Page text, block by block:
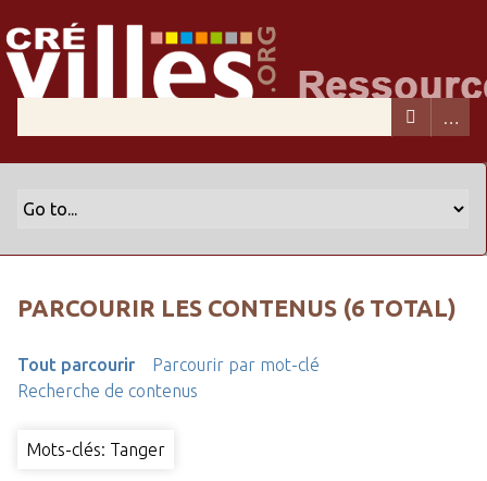
PARCOURIR LES CONTENUS (6 TOTAL)
Tout parcourir
Parcourir par mot-clé
Recherche de contenus
Mots-clés: Tanger